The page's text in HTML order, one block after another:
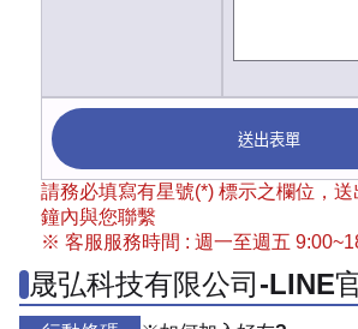
送出表單
請務必填寫有星號(*) 標示之欄位，
鐘內與您聯繫
※ 客服服務時間 : 週一至週五
晟弘科技有限公司-LINE